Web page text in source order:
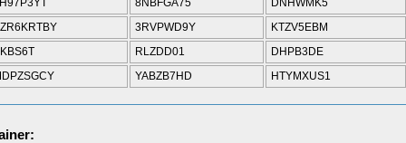
8NBFGA75
DNHWMK5
3RVPWD9Y
KTZV5EBM
RLZDD01
DHPB3DE
YABZB7HD HTYMXUS1